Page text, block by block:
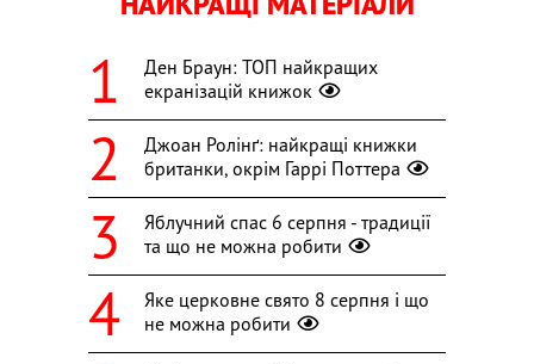
Ден Браун: ТОП найкращих
екранізацій книжок
Джоан Ролінґ: найкращі книжки
британки, окрім Гаррі Поттера
Яблучний спас 6 серпня - традиції
та що не можна робити
Яке церковне свято 8 серпня і що
не можна робити